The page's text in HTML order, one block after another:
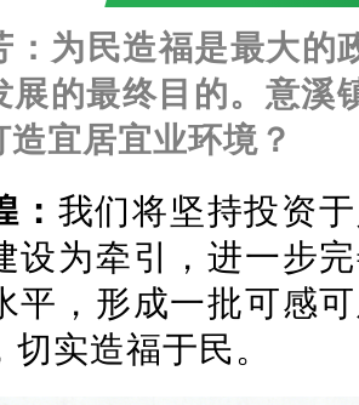
：为民造福是最大的
展的最终目的。意溪
造宜居宜业环境？
： 我们将坚持投资
设为牵引，进一步
平，形成一批可感
实造福于民。